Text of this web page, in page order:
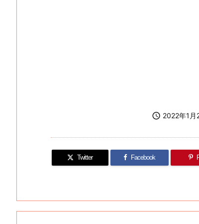
 2022年1月
Twitter Facebook